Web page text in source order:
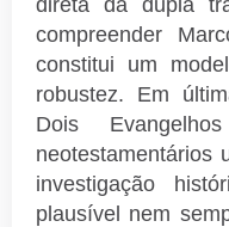
compreender
constitui um
robustez. Em
Dois
neotestamentários
investigação
plausível nem